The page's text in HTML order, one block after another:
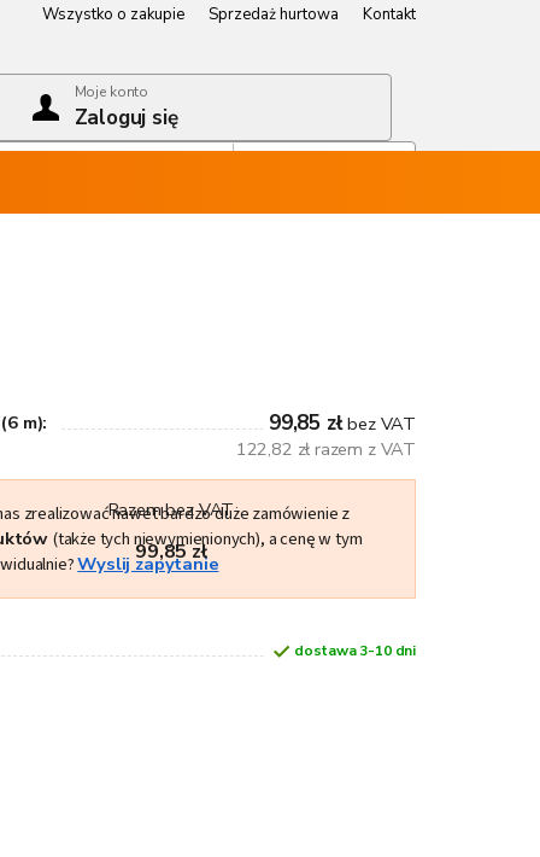
Wszystko o zakupie Sprzedaż hurtowa
Kontakt
Moje konto
Zaloguj się
m): 99,85 złbez VAT
122,82 zł razem z VAT
zrealizować nawet bardzo duże zamówienie z
(także tych niewymienionych), a cenę w tym
Wyslij zapytanie
dostawa 3-10 dni
Razem bez VAT
99,85 zł